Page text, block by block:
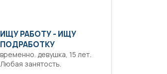
ИЩУ РАБОТУ - ИЩУ
ПОДРАБОТКУ
временно. девушка, 15 лет.
Любая занятость.